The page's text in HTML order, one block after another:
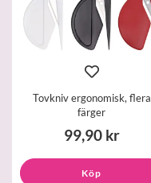
Tovkniv ergonomisk, flera
färger
99,90 kr
Köp